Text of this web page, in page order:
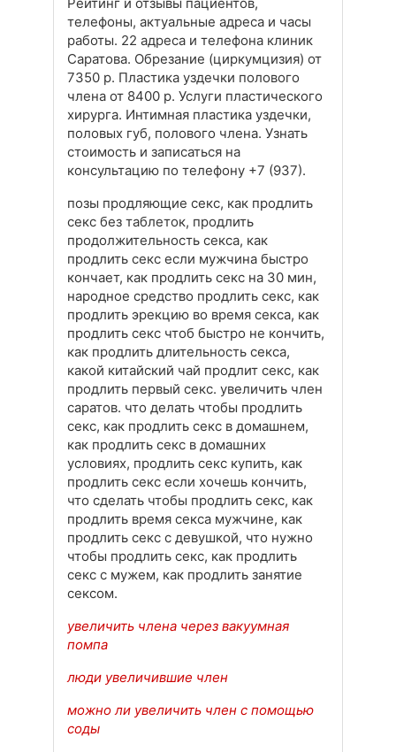
Рейтинг и отзывы пациентов,
телефоны, актуальные адреса и часы
работы. 22 адреса и телефона клиник
Саратова. Обрезание (циркумцизия) от
7350 р. Пластика уздечки полового
члена от 8400 р. Услуги пластического
хирурга. Интимная пластика уздечки,
половых губ, полового члена. Узнать
стоимость и записаться на
консультацию по телефону +7 (937).
позы продляющие секс, как продлить
секс без таблеток, продлить
продолжительность секса, как
продлить секс если мужчина быстро
кончает, как продлить секс на 30 мин,
народное средство продлить секс, как
продлить эрекцию во время секса, как
продлить секс чтоб быстро не кончить,
как продлить длительность секса,
какой китайский чай продлит секс, как
продлить первый секс. увеличить член
саратов. что делать чтобы продлить
секс, как продлить секс в домашнем,
как продлить секс в домашних
условиях, продлить секс купить, как
продлить секс если хочешь кончить,
что сделать чтобы продлить секс, как
продлить время секса мужчине, как
продлить секс с девушкой, что нужно
чтобы продлить секс, как продлить
секс с мужем, как продлить занятие
сексом.
увеличить члена через вакуумная
помпа
люди увеличившие член
можно ли увеличить член с помощью
соды